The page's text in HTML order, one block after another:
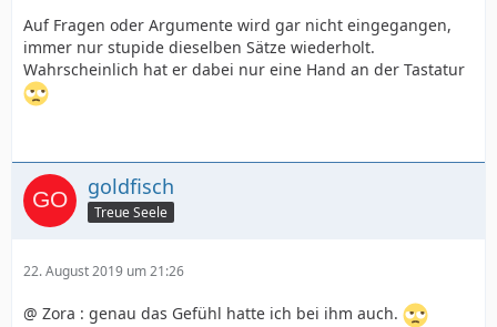
Auf Fragen oder Argumente wird gar nicht eingegangen,
immer nur stupide dieselben Sätze wiederholt.
Wahrscheinlich hat er dabei nur eine Hand an der Tastatur
goldfisch
Treue Seele
22. August 2019 um 21:26
@ Zora : genau das Gefühl hatte ich bei ihm auch.